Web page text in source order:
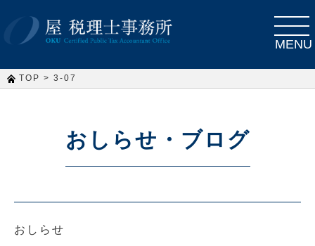
toggle
MENU
TOP > 3-07
おしらせ・ブログ
おしらせ